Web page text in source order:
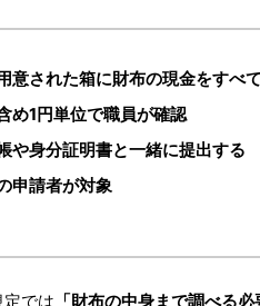
意された箱に財布の現金をすべ
め1円単位で職員が確認
や身分証明書と一緒に提出する
申請者が対象
では 「財布の中身まで調べる必